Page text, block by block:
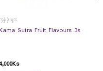
န်ဒုံးများ
Sutra Fruit Flavours 3s
Ks